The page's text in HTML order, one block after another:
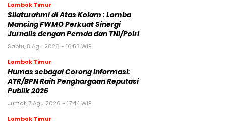
Lombok Timur
Silaturahmi di Atas Kolam : Lomba
Mancing FWMO Perkuat Sinergi
Jurnalis dengan Pemda dan TNI/Polri
Sabtu, 8 Agu 2026 - 16:53 WIB
Lombok Timur
Humas sebagai Corong Informasi:
ATR/BPN Raih Penghargaan Reputasi
Publik 2026
Jumat, 7 Agu 2026 - 17:44 WIB
Lombok Timur